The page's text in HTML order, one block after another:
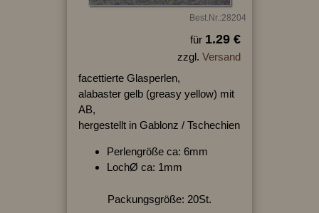
Best.Nr.:28204
für 1.29 €
zzgl. Versand
facettierte Glasperlen,
alabaster gelb (greasy yellow) mit
AB,
hergestellt in Gablonz / Tschechien
Perlengröße ca: 6mm
LochØ ca: 1mm
Packungsgröße: 20St.